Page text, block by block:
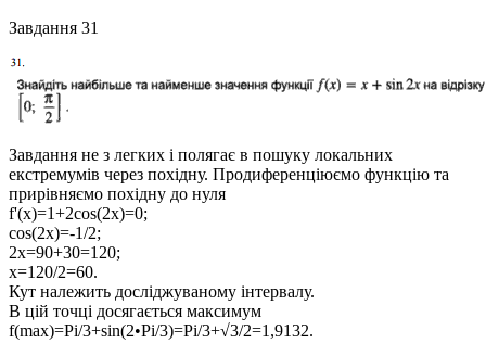
Завдання 31
Завдання не з легких і полягає в пошуку локальних
екстремумів через похідну. Продиференціюємо функцію та
прирівняємо похідну до нуля
f'(x)=1+2cos(2x)=0;
cos(2x)=-1/2;
2x=90+30=120;
x=120/2=60.
Кут належить досліджуваному інтервалу.
В цій точці досягається максимум
f(max)=Pi/3+sin(2•Pi/3)=Pi/3+√3/2=1,9132.